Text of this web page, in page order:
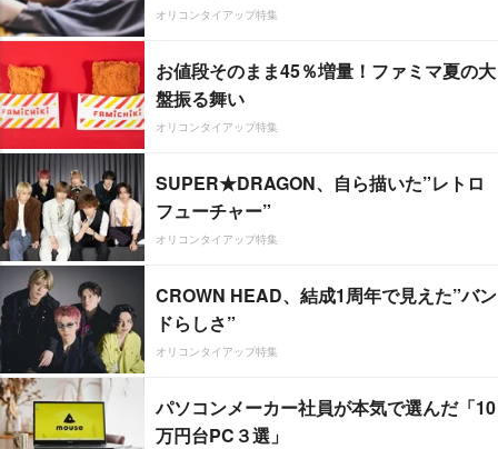
オリコンタイアップ特集
お値段そのまま45％増量！ファミマ夏の大
盤振る舞い
オリコンタイアップ特集
SUPER★DRAGON、自ら描いた”レトロ
フューチャー”
オリコンタイアップ特集
CROWN HEAD、結成1周年で見えた”バン
ドらしさ”
オリコンタイアップ特集
パソコンメーカー社員が本気で選んだ「10
万円台PC３選」